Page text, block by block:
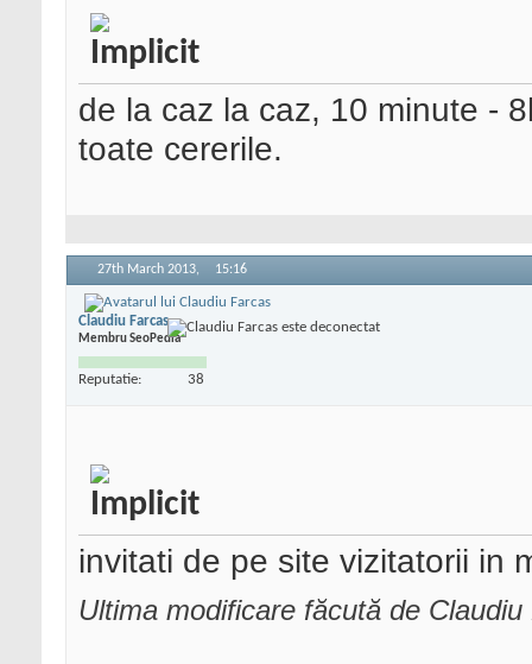
de la caz la caz, 10 minute -
toate cererile.
27th March 2013, 15:16
Claudiu Farcas
Membru SeoPedia
Reputatie: 38
invitati de pe site vizitatorii in
Ultima modificare făcută de